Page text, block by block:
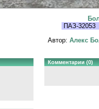
ПАЗ-32053
Автор: Алекс
Комментарии (0)